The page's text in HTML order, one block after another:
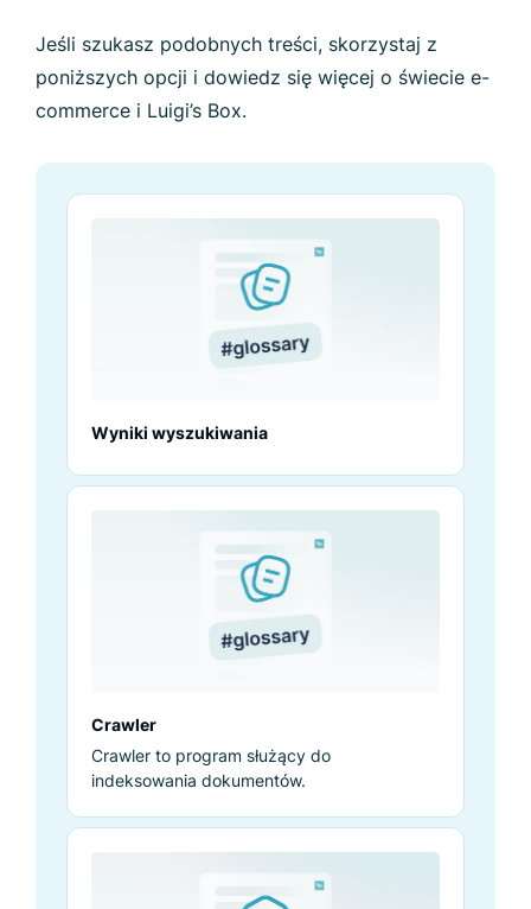
Jeśli szukasz podobnych treści, skorzystaj z
poniższych opcji i dowiedz się więcej o świecie e-
commerce i Luigi’s Box.
Wyniki wyszukiwania
Crawler
Crawler to program służący do
indeksowania dokumentów.